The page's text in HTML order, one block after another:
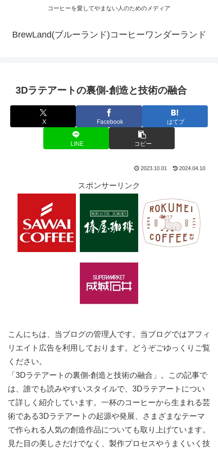
コーヒーを愛してやまない人のためのメディア
BrewLand(ブルーランド)コーヒーワンダーランド
3Dラテアートの裏側-創造と技術の融合
X Facebook はてブ
LINE コピー
2023.10.01 2024.04.10
スポンサーリンク
こんにちは、当ブログの管理人です。当ブログではアフィ
リエイト広告を利用しております。どうぞごゆっくりご覧
ください。
「3Dラテアートの裏側-創造と技術の融合」。この記事で
は、誰でも読みやすいスタイルで、3Dラテアートについ
て詳しく紹介しています。一杯のコーヒーから生まれる芸
術である3Dラテアートの起源や発展、さまざまなテーマ
で作られる人気の創造作品についても取り上げています。
見た目の美しさだけでなく、製作プロセスやうまくいく技